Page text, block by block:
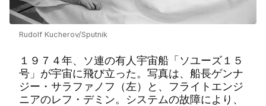
Rudolf Kucherov/Sputnik
１９７４年、ソ連の有人宇宙船「ソユーズ１５
号」が宇宙に飛び立った。写真は、船長ゲンナ
ジー・サラファノフ（左）と、フライトエンジ
ニアのレフ・デミン。システムの故障により、